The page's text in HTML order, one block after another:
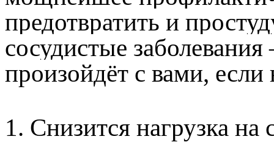
предотвратить и
сосудистые
произойдёт с вами,
1. Снизится нагрузка